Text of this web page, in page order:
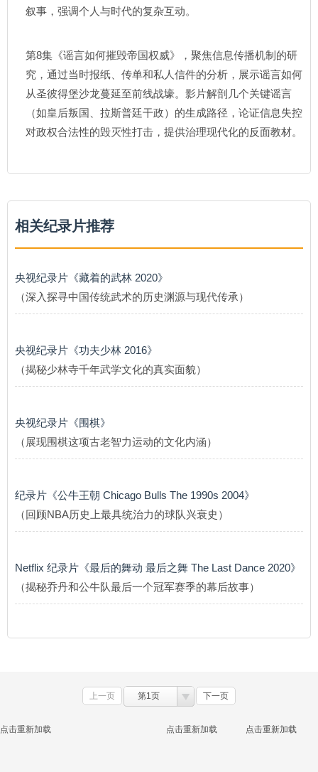
叙事，强调个人与时代的复杂互动。
第8集《谣言如何摧毁帝国权威》，聚焦信息传播机制的研
究，通过当时报纸、传单和私人信件的分析，展示谣言如何
从圣彼得堡沙龙蔓延至前线战壕。影片解剖几个关键谣言
（如皇后叛国、拉斯普廷干政）的生成路径，论证信息失控
对政权合法性的毁灭性打击，提供治理现代化的反面教材。
相关纪录片推荐
央视纪录片《藏着的武林 2020》
（深入探寻中国传统武术的历史渊源与现代传承）
央视纪录片《功夫少林 2016》
（揭秘少林寺千年武学文化的真实面貌）
央视纪录片《围棋》
（展现围棋这项古老智力运动的文化内涵）
纪录片《公牛王朝 Chicago Bulls The 1990s 2004》
（回顾NBA历史上最具统治力的球队兴衰史）
Netflix 纪录片《最后的舞动 最后之舞 The Last Dance 2020》
（揭秘乔丹和公牛队最后一个冠军赛季的幕后故事）
上一页 第1页 下一页
点击重新加载 点击重新加载 点击重新加载